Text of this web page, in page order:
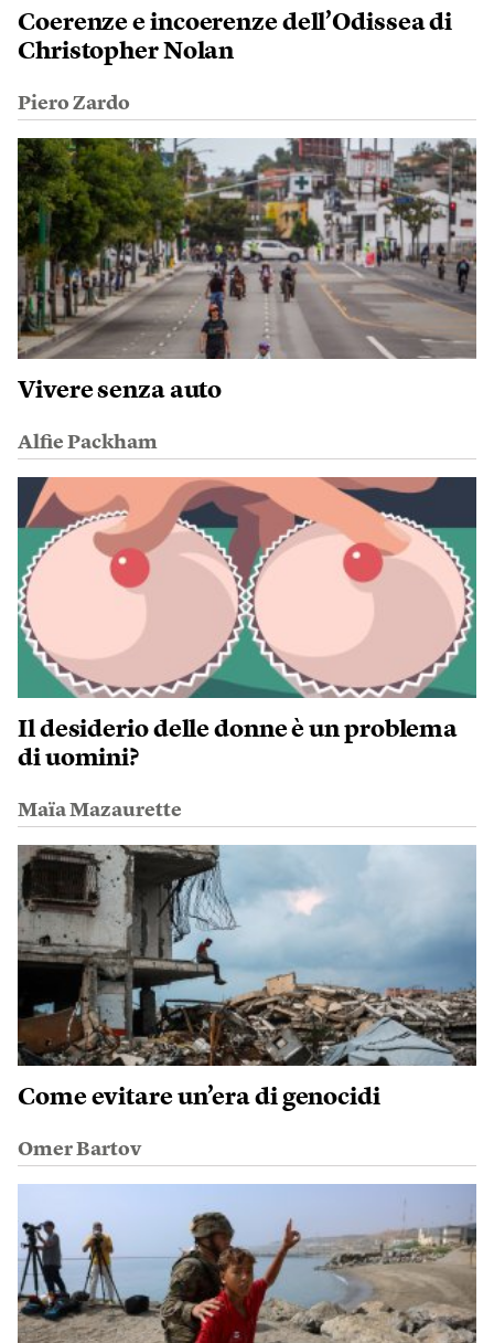
Coerenze e incoerenze dell’Odissea di
Christopher Nolan
Piero Zardo
Vivere senza auto
Alfie Packham
Il desiderio delle donne è un problema
di uomini?
Maïa Mazaurette
Come evitare un’era di genocidi
Omer Bartov